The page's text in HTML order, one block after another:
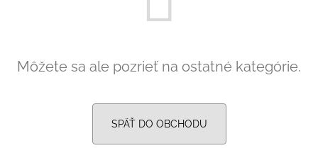
Môžete sa ale pozrieť na ostatné kategórie.
SPÄŤ DO OBCHODU
o